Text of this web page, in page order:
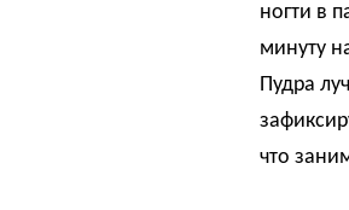
ногти в
минуту
Пудра
что